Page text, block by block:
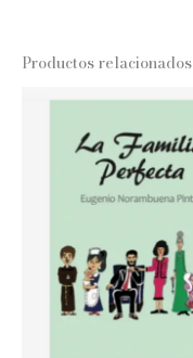
Productos relacionados